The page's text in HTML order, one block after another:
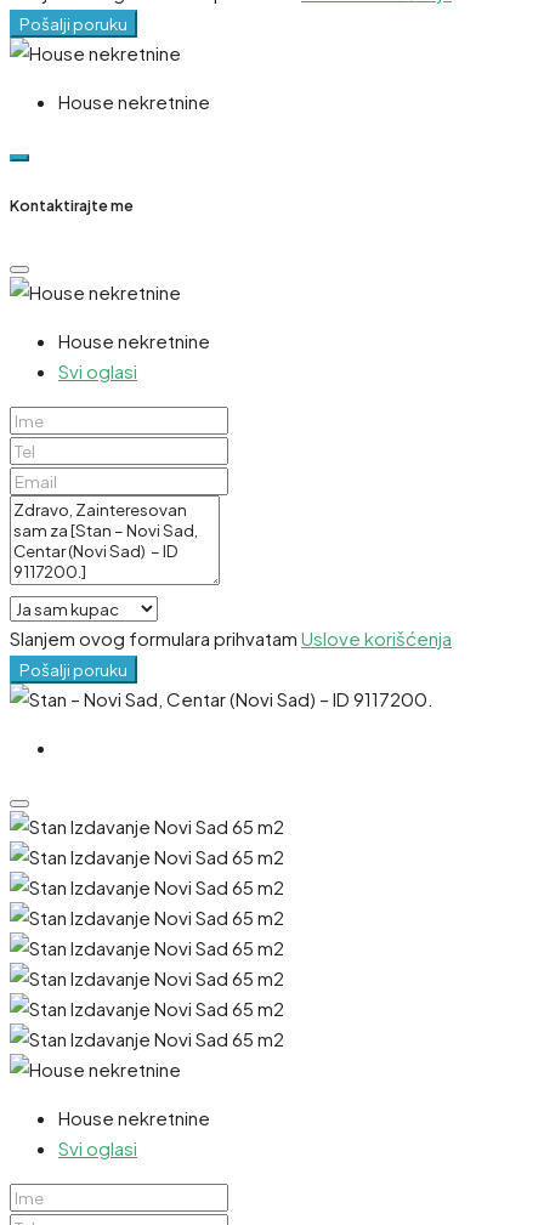
Pošalji poruku
House nekretnine
Kontaktirajte me
House nekretnine
Svi oglasi
Slanjem ovog formulara prihvatam Uslove korišćenja
Pošalji poruku
House nekretnine
Svi oglasi